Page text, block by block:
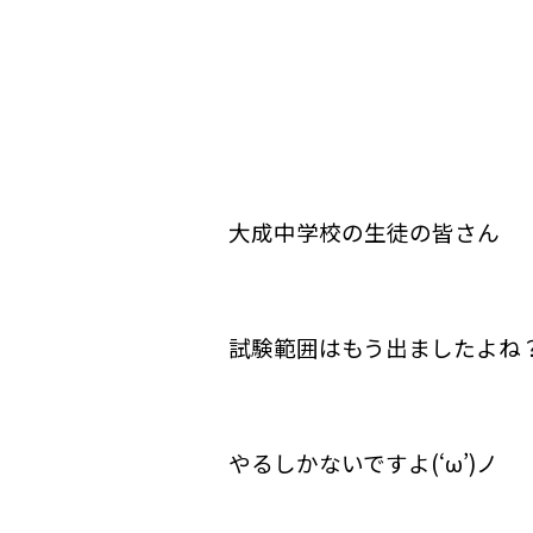
大成中学校の生徒の皆さん
試験範囲はもう出ましたよね
やるしかないですよ(‘ω’)ノ